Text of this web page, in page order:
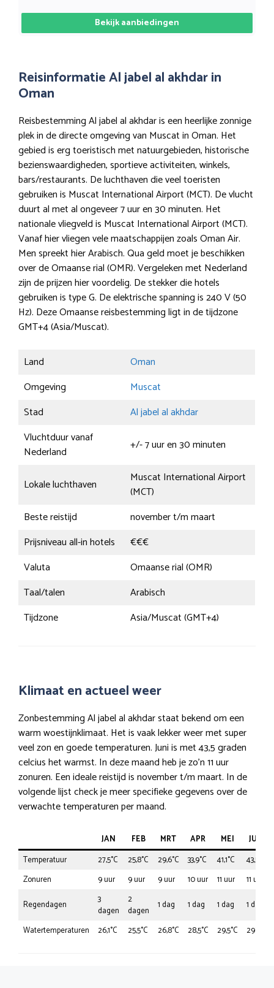
Bekijk aanbiedingen
Reisinformatie Al jabel al akhdar in
Oman
Reisbestemming Al jabel al akhdar is een heerlijke zonnige
plek in de directe omgeving van Muscat in Oman. Het
gebied is erg toeristisch met natuurgebieden, historische
bezienswaardigheden, sportieve activiteiten, winkels,
bars/restaurants. De luchthaven die veel toeristen
gebruiken is Muscat International Airport (MCT). De vlucht
duurt al met al ongeveer 7 uur en 30 minuten. Het
nationale vliegveld is Muscat International Airport (MCT).
Vanaf hier vliegen vele maatschappijen zoals Oman Air.
Men spreekt hier Arabisch. Qua geld moet je beschikken
over de Omaanse rial (OMR). Vergeleken met Nederland
zijn de prijzen hier voordelig. De stekker die hotels
gebruiken is type G. De elektrische spanning is 240 V (50
Hz). Deze Omaanse reisbestemming ligt in de tijdzone
GMT+4 (Asia/Muscat).
Land
Oman
Omgeving
Muscat
Stad
Al jabel al akhdar
Vluchtduur vanaf
Nederland
+/- 7 uur en 30 minuten
Lokale luchthaven
Muscat International Airport
(MCT)
Beste reistijd
november t/m maart
Prijsniveau all-in hotels
€€€
Valuta
Omaanse rial (OMR)
Taal/talen
Arabisch
Tijdzone
Asia/Muscat (GMT+4)
Klimaat en actueel weer
Zonbestemming Al jabel al akhdar staat bekend om een
warm woestijnklimaat. Het is vaak lekker weer met super
veel zon en goede temperaturen. Juni is met 43,5 graden
celcius het warmst. In deze maand heb je zo’n 11 uur
zonuren. Een ideale reistijd is november t/m maart. In de
volgende lijst check je meer specifieke gegevens over de
verwachte temperaturen per maand.
JAN FEB MRT APR MEI
JUN
Temperatuur
27,5°C 25,8°C 29,6°C 33,9°C 41,1°C
43,5°C
Zonuren
9 uur 9 uur 9 uur 10 uur 11 uur
11 uur
Regendagen
3
dagen
2
dagen
1 dag 1 dag 1 dag
1 dag
Watertemperaturen
26,1°C 25,5°C 26,8°C 28,5°C 29,5°C 29°C